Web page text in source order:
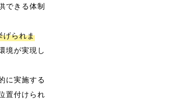
できる体制
げられま
境が実現し
に実施する
置付けられ